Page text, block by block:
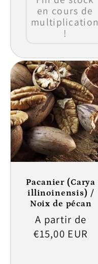
en cours de
multiplication
!
Pacanier (Carya
illinoinensis) /
Noix de pécan
Prix
habituel
A partir de
€15,00 EUR